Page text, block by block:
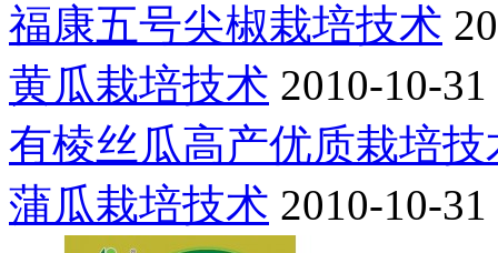
福康五号尖椒栽培技术
黄瓜栽培技术 2010-10-31
有棱丝瓜高产优质栽培技
蒲瓜栽培技术 2010-10-31